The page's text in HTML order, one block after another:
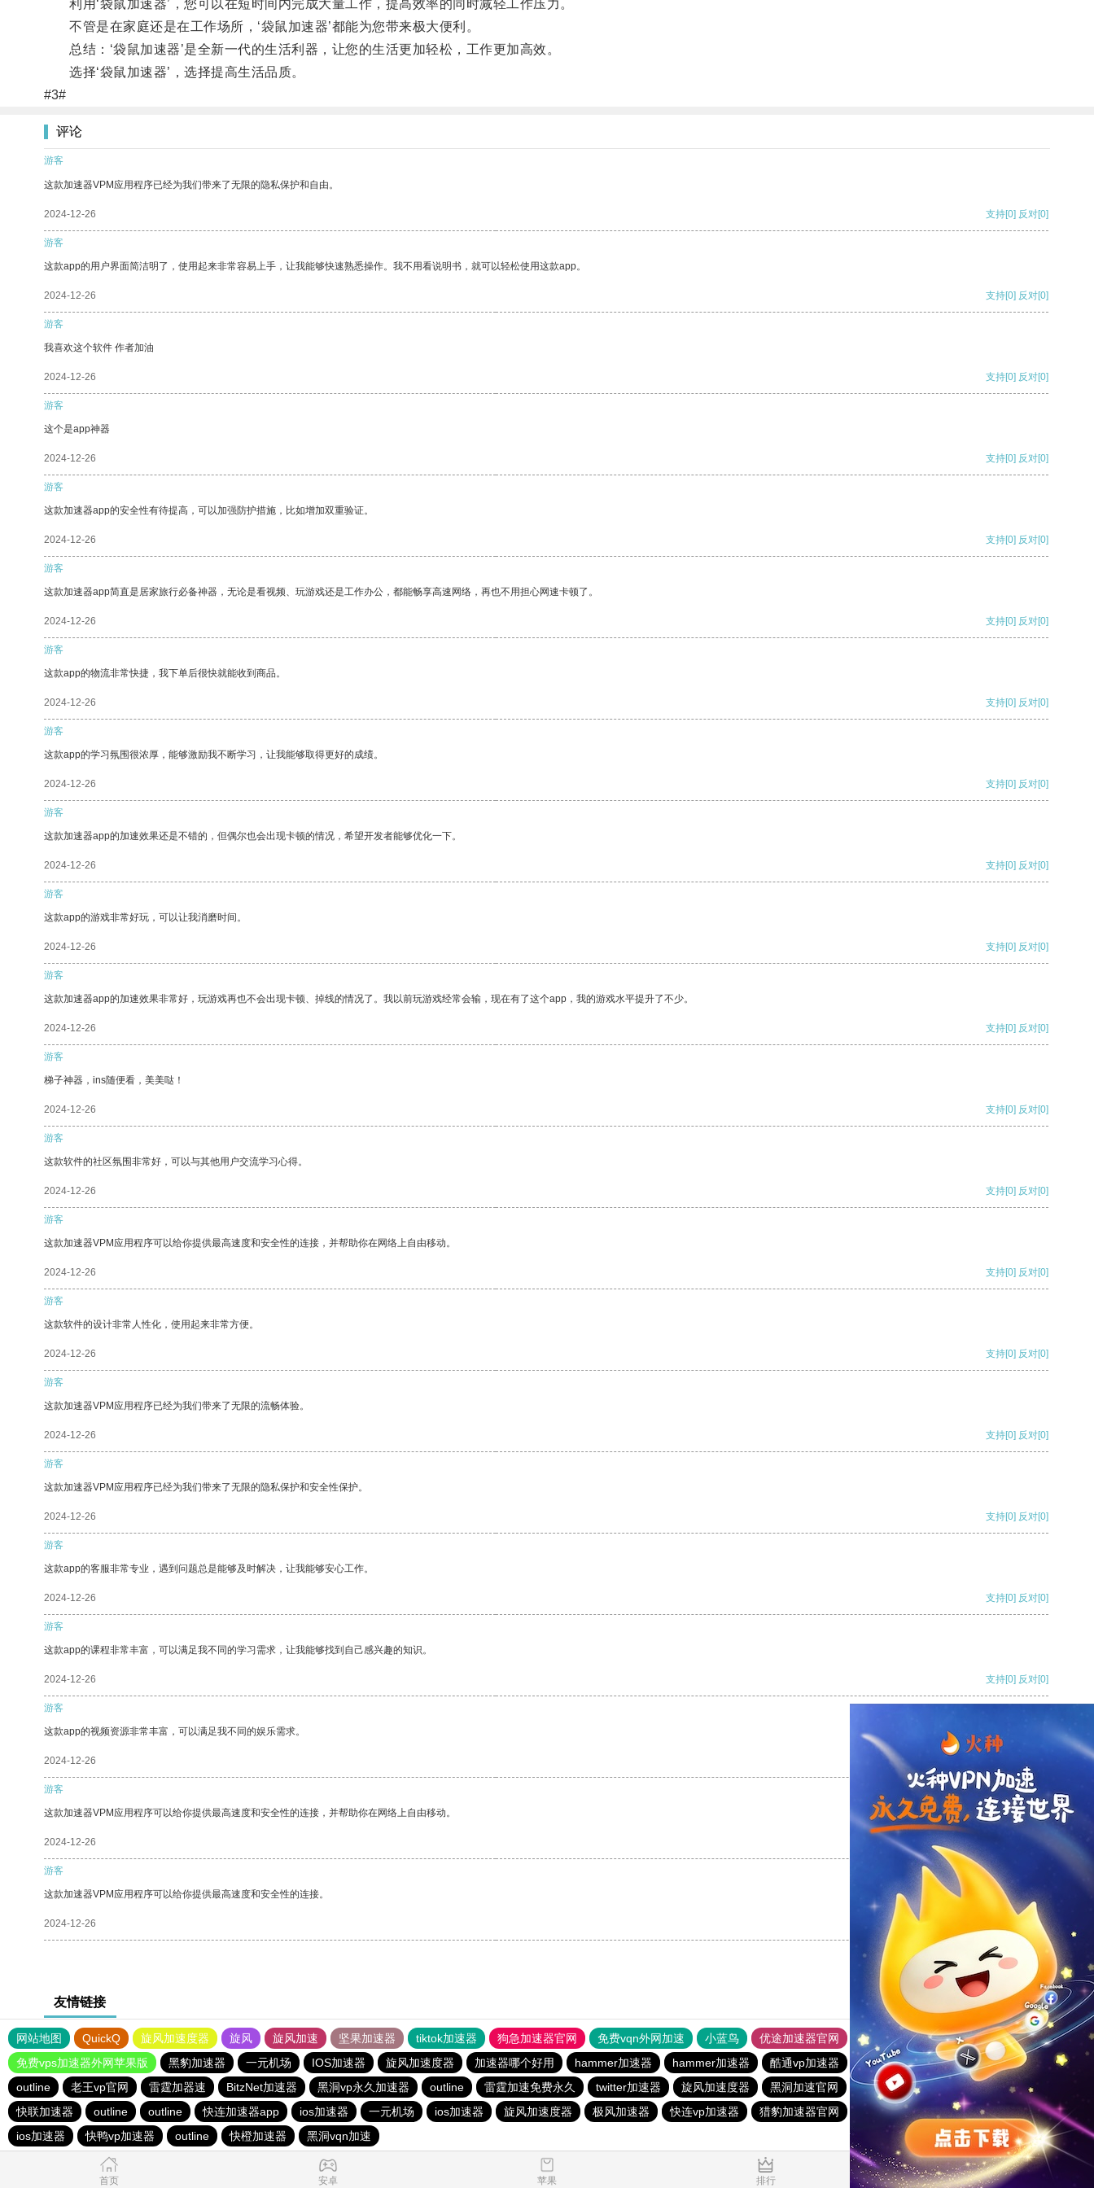
利用‘袋鼠加速器’，您可以在短时间内完成大量工作，提高效率的同时减轻工作压力。
不管是在家庭还是在工作场所，‘袋鼠加速器’都能为您带来极大便利。
总结：‘袋鼠加速器’是全新一代的生活利器，让您的生活更加轻松，工作更加高效。
选择‘袋鼠加速器’，选择提高生活品质。
#3#
评论
游客
这款加速器VPM应用程序已经为我们带来了无限的隐私保护和自由。
2024-12-26 支持[0] 反对[0]
游客
这款app的用户界面简洁明了，使用起来非常容易上手，让我能够快速熟悉操作。我不用看说明书，就可以轻松使用这款app。
2024-12-26 支持[0] 反对[0]
游客
我喜欢这个软件 作者加油
2024-12-26 支持[0] 反对[0]
游客
这个是app神器
2024-12-26 支持[0] 反对[0]
游客
这款加速器app的安全性有待提高，可以加强防护措施，比如增加双重验证。
2024-12-26 支持[0] 反对[0]
游客
这款加速器app简直是居家旅行必备神器，无论是看视频、玩游戏还是工作办公，都能畅享高速网络，再也不用担心网速卡顿了。
2024-12-26 支持[0] 反对[0]
游客
这款app的物流非常快捷，我下单后很快就能收到商品。
2024-12-26 支持[0] 反对[0]
游客
这款app的学习氛围很浓厚，能够激励我不断学习，让我能够取得更好的成绩。
2024-12-26 支持[0] 反对[0]
游客
这款加速器app的加速效果还是不错的，但偶尔也会出现卡顿的情况，希望开发者能够优化一下。
2024-12-26 支持[0] 反对[0]
游客
这款app的游戏非常好玩，可以让我消磨时间。
2024-12-26 支持[0] 反对[0]
游客
这款加速器app的加速效果非常好，玩游戏再也不会出现卡顿、掉线的情况了。我以前玩游戏经常会输，现在有了这个app，我的游戏水平提升了不少。
2024-12-26 支持[0] 反对[0]
游客
梯子神器，ins随便看，美美哒！
2024-12-26 支持[0] 反对[0]
游客
这款软件的社区氛围非常好，可以与其他用户交流学习心得。
2024-12-26 支持[0] 反对[0]
游客
这款加速器VPM应用程序可以给你提供最高速度和安全性的连接，并帮助你在网络上自由移动。
2024-12-26 支持[0] 反对[0]
游客
这款软件的设计非常人性化，使用起来非常方便。
2024-12-26 支持[0] 反对[0]
游客
这款加速器VPM应用程序已经为我们带来了无限的流畅体验。
2024-12-26 支持[0] 反对[0]
游客
这款加速器VPM应用程序已经为我们带来了无限的隐私保护和安全性保护。
2024-12-26 支持[0] 反对[0]
游客
这款app的客服非常专业，遇到问题总是能够及时解决，让我能够安心工作。
2024-12-26 支持[0] 反对[0]
游客
这款app的课程非常丰富，可以满足我不同的学习需求，让我能够找到自己感兴趣的知识。
2024-12-26 支持[0] 反对[0]
游客
这款app的视频资源非常丰富，可以满足我不同的娱乐需求。
2024-12-26
游客
这款加速器VPM应用程序可以给你提供最高速度和安全性的连接，并帮助你在网络上自由移动。
2024-12-26 反对
游客
这款加速器VPM应用程序可以给你提供最高速度和安全性的连接。
2024-12-26 反对[0]
友情链接
网站地图 QuickQ 旋风加速度器 旋风 旋风加速 坚果加速器 tiktok加速器 狗急加速器官网 免费vqn外网加速 小蓝鸟 优途加速器官网 风驰加速器 旋风加速器
八戒看书
免费vps加速器外网苹果版
黑豹加速器 一元机场 IOS加速器 旋风加速度器 加速器哪个好用 hammer加速器 hammer加速器 酷通vp加速器 极光加速器 火箭加速器
雷霆加器速
outline
老王vp官网 雷霆加器速 BitzNet加速器 黑洞vp永久加速器 outline 雷霆加速免费永久 twitter加速器 旋风加速度器 黑洞加速官网 旋风加速度器
红海pro加速器
快联加速器
outline outline 快连加速器app ios加速器 一元机场 ios加速器 旋风加速度器 极风加速器 快连vp加速器 猎豹加速器官网 西柚加速器 一元机场
ios加速器
ios加速器
快鸭vp加速器 outline 快橙加速器 黑洞vqn加速
首页 安卓 苹果 排行 推荐